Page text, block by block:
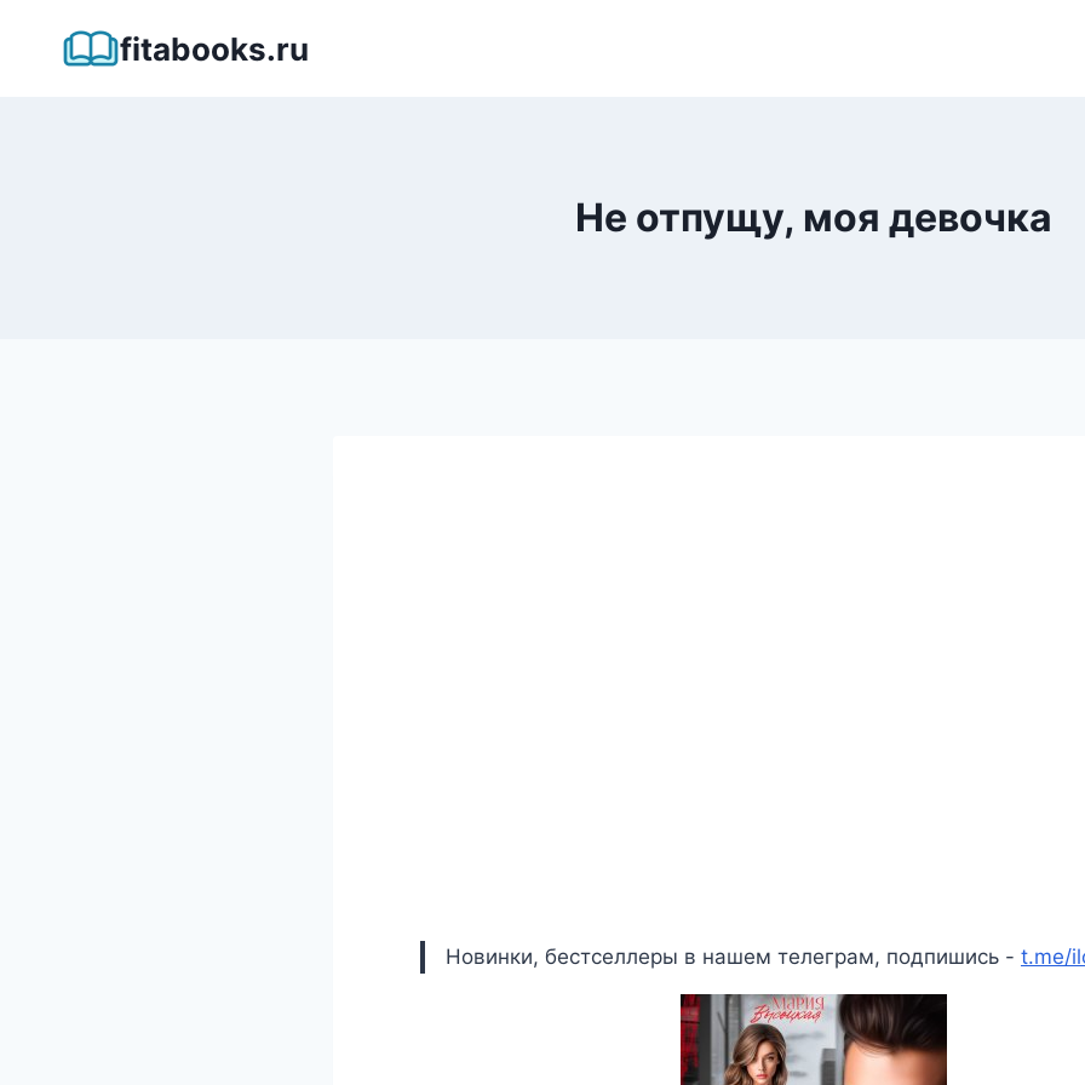
fitabooks.ru
Не отпущу, моя девочка
Новинки, бестселлеры в нашем телеграм, подпишись - t.me/